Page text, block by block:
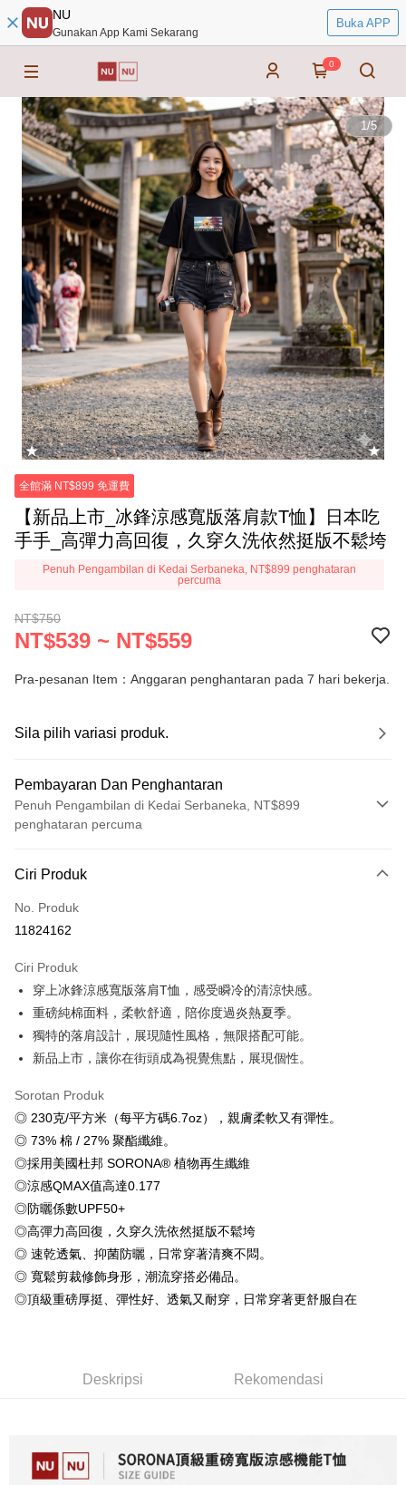
NU
Gunakan App Kami Sekarang
Buka APP
0
1/5
全館滿 NT$899 免運費
【新品上市_冰鋒涼感寬版落肩款T恤】日本吃
手手_高彈力高回復，久穿久洗依然挺版不鬆垮
Penuh Pengambilan di Kedai Serbaneka, NT$899 penghataran
percuma
NT$750
NT$539 ~ NT$559
Pra-pesanan Item：Anggaran penghantaran pada 7 hari bekerja.
Sila pilih variasi produk.
Pembayaran Dan Penghantaran
Penuh Pengambilan di Kedai Serbaneka, NT$899
penghataran percuma
Kad Kredit (Bayaran Penuh)
Ansuran Kad Kredit
Taiwan Cooperative Bank
Hua Nan Commercial
Bank
Chang Hwa Commercial
Bank
The Shanghai
Commercial & Savings
Bank
Bank Komersial Taipei
Fubon
Taiwan Business Bank
Taichung Commercial
HSBC Bank (Taiwan)
Limited
Hwatai Bank
Union Bank of Taiwan
Yuanta Commercial Bank
Bank SinoPac
Bank Komersial E.SUN
DBS Bank
Bank Antarabangsa
Taishin
Bank CTBC
6 ansuran pada kadar faedah 0,
ansuran
Taiwan Cooperative Bank
Bank Komersial Pertama
Hua Nan Commercial Bank
Chang Hwa Commercial Bank
The Shanghai Commercial &
Bank Komersial Taipei Fubon
Bank Cathay United
Bank
Taiwan Business Bank
HSBC Bank (Taiwan) Limited
Hwatai Bank
Yuanta Commercial Bank
Bank Komersial E.SUN
Bank Antarabangsa Taishin
Bank CTBC
Syarikat Kad Kredit Rakuten
Taiwan
12 ansuran pada kadar faedah 0,NT$44setiap ansuran
Hua Nan Commercial
Chang Hwa Commercial
Commercial & Savings
Bank
Fubon
Bank Cathay United
Mega International
Taiwan Business Bank
HSBC Bank (Taiwan)
Limited
Hwatai Bank
Union Bank of Taiwan
Far Eastern International
Bank
Taishin
Syarikat Kad Kredit
Pengambilan di Kedai Serbaneka
Apple Pay
JKOPAY
Easy Wallet
Plus PAY
Deskripsi
pengguna Taiwan Mobile tanpa memerlukan permohonan tambahan.
mudah alih anda, memilih bilangan ansuran, dan menetapkan tarikh
akhir pembayaran. Transaksi akan dianggap selesai setelah pembayaran
Pertama, Mengenai Perkhidmatan AFTEE Beli Sekarang Bayar Kemudian
3. Tiada bayaran diperlukan apabila pesanan disahkan. Produk akan
dihantar ke alamat yang ditetapkan.
全家付款取貨
Ciri Produk
No. Produk
11824162
Ciri Produk
穿上冰鋒涼感寬版落肩T恤，感受瞬冷的清涼快感。
重磅純棉面料，柔軟舒適，陪你度過炎熱夏季。
獨特的落肩設計，展現隨性風格，無限搭配可能。
新品上市，讓你在街頭成為視覺焦點，展現個性。
Sorotan Produk
◎ 230克/平方米（每平方碼6.7oz），親膚柔軟又有彈性。
◎ 73% 棉 / 27% 聚酯纖維。
◎採用美國杜邦 SORONA® 植物再生纖維
◎涼感QMAX值高達0.177
◎防曬係數UPF50+
◎高彈力高回復，久穿久洗依然挺版不鬆垮
◎ 速乾透氣、抑菌防曬，日常穿著清爽不悶。
◎ 寬鬆剪裁修飾身形，潮流穿搭必備品。
◎頂級重磅厚挺、彈性好、透氣又耐穿，日常穿著更舒服自在
Deskripsi Rekomendasi